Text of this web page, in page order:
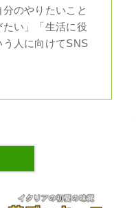
のやりたいこと
たい」「生活に役
人に向けてSNS